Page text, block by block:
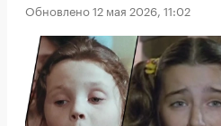
Обновлено 12 мая 2026, 11:02